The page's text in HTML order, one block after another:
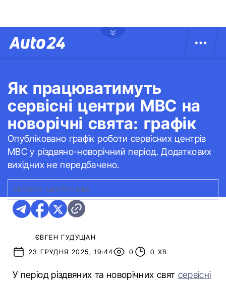
Як працюватимуть
сервісні центри МВС на
новорічні свята: графік
Опубліковано графік роботи сервісних центрів
МВС у різдвяно-новорічний період. Додаткових
вихідних не передбачено.
СЕРВІСНІ ЦЕНТРИ МВС
ЄВГЕН ГУДУЩАН
23 ГРУДНЯ 2025, 19:44
0 0 ХВ
У період різдвяних та новорічних свят сервісні